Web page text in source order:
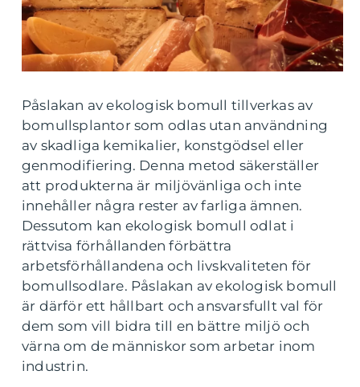
Påslakan av ekologisk bomull tillverkas av
bomullsplantor som odlas utan användning
av skadliga kemikalier, konstgödsel eller
genmodifiering. Denna metod säkerställer
att produkterna är miljövänliga och inte
innehåller några rester av farliga ämnen.
Dessutom kan ekologisk bomull odlat i
rättvisa förhållanden förbättra
arbetsförhållandena och livskvaliteten för
bomullsodlare. Påslakan av ekologisk bomull
är därför ett hållbart och ansvarsfullt val för
dem som vill bidra till en bättre miljö och
värna om de människor som arbetar inom
industrin.